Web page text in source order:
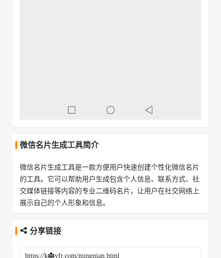
微信名片生成工具简介
微信名片生成工具是一款方便用户快速创建个性化微信名片
的工具。它可以帮助用户生成包含个人信息、联系方式、社
交媒体链接等内容的专业二维码名片，让用户在社交网络上
展示自己的个人形象和信息。
分享链接